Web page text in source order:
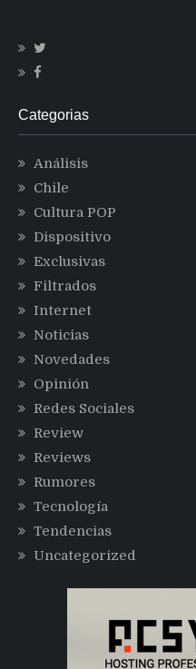
Categorias
Análisis
Chile
Cultura POP
Dispositivo
Exclusivas
Filtrados
Internet
Noticias
Novedades
Opinión
Redes Sociales
Review
Reviews
Rumores
Tecnología
Tendencias
Uncategorized